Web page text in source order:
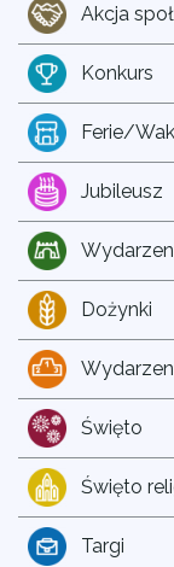
Akcja
Konkurs
Ferie/
Jubileusz
Dożynki
Święto
Święto
Targi